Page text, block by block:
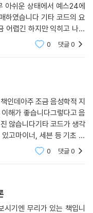
아쉬운 상태에서 예스24에
하였습니다 기타 코드의 요
어렵긴 하지만 익히고 나니
많은 도움이 되었습니다 감
0 댓글0
인데아주 조금 음성학적 지
해가 좋습니다그렇다고 음
않습니다기타 코드가 생각
고마이너, 세븐 등 기초 코
본인의 기타 지식을 확장
0 댓글0
시기엔 무리가 있는 책입니